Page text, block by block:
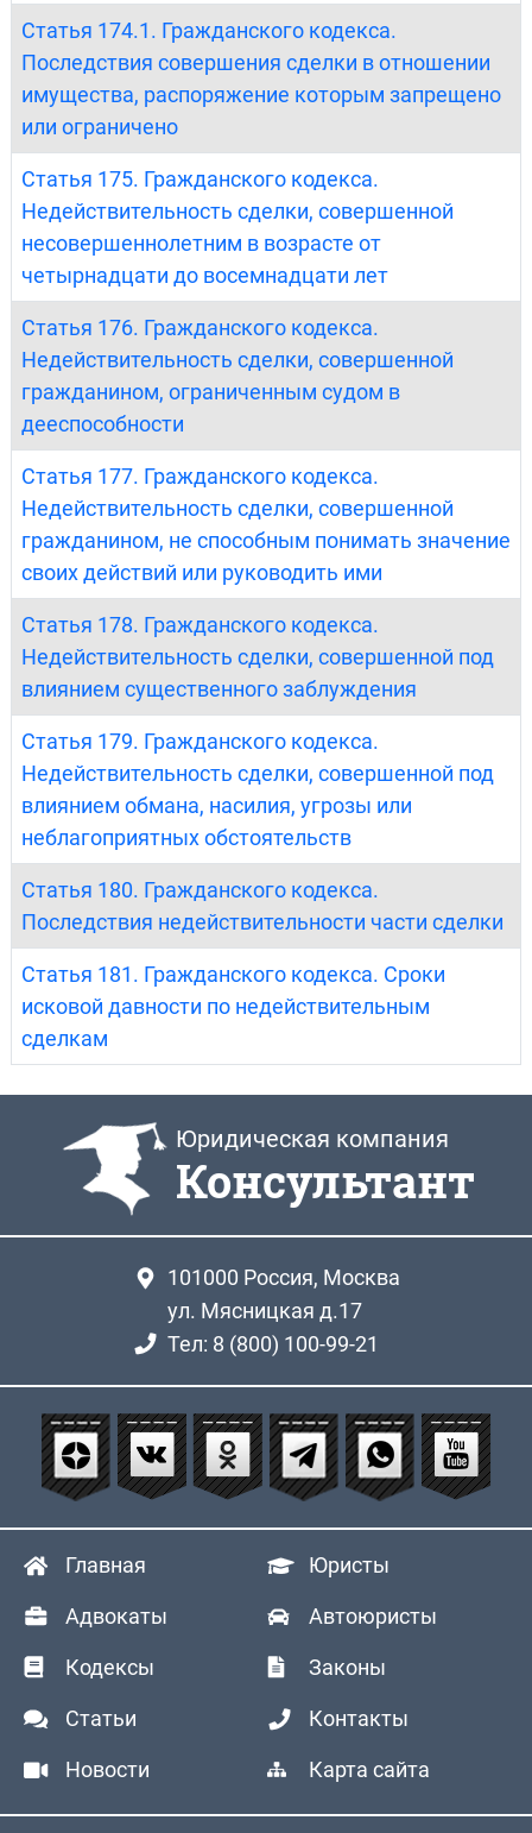
Статья 174.1. Гражданского кодекса.
Последствия совершения сделки в отношении
имущества, распоряжение которым запрещено
или ограничено
Статья 175. Гражданского кодекса.
Недействительность сделки, совершенной
несовершеннолетним в возрасте от
четырнадцати до восемнадцати лет
Статья 176. Гражданского кодекса.
Недействительность сделки, совершенной
гражданином, ограниченным судом в
дееспособности
Статья 177. Гражданского кодекса.
Недействительность сделки, совершенной
гражданином, не способным понимать значение
своих действий или руководить ими
Статья 178. Гражданского кодекса.
Недействительность сделки, совершенной под
влиянием существенного заблуждения
Статья 179. Гражданского кодекса.
Недействительность сделки, совершенной под
влиянием обмана, насилия, угрозы или
неблагоприятных обстоятельств
Статья 180. Гражданского кодекса.
Последствия недействительности части сделки
Статья 181. Гражданского кодекса. Сроки
исковой давности по недействительным
сделкам
Юридическая компания
Консультант
101000 Россия, Москва
ул. Мясницкая д.17
Тел: 8 (800) 100-99-21
Главная Юристы
Адвокаты Автоюристы
Кодексы Законы
Статьи Контакты
Новости Карта сайта